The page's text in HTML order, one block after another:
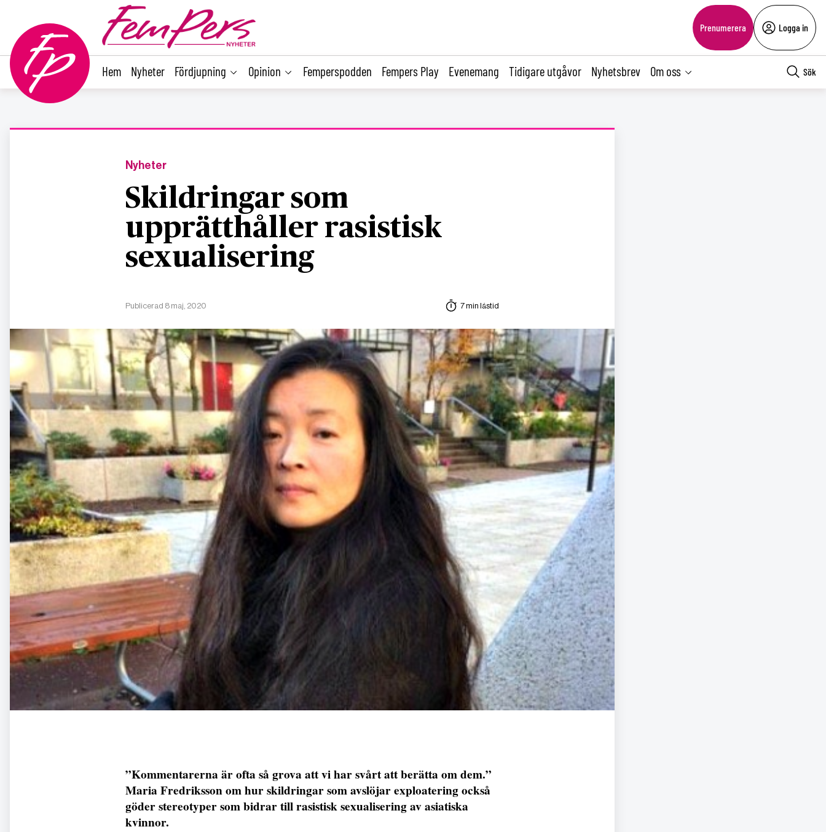
Prenumerera Logga in
Hem Nyheter Fördjupning Opinion Femperspodden Fempers Play Evenemang Tidigare utgåvor Nyhetsbrev Om oss Sök
Nyheter
Skildringar som
upprätthåller rasistisk
sexualisering
Publicerad 8 maj, 2020 7 min lästid
”Kommentarerna är ofta så grova att vi har svårt att berätta om dem.”
Maria Fredriksson om hur skildringar som avslöjar exploatering också
göder stereotyper som bidrar till rasistisk sexualisering av asiatiska
kvinnor.